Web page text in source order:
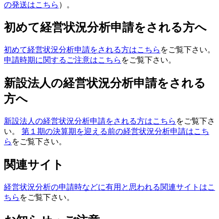
の発送はこちら ）。
初めて経営状況分析申請をされる方へ
初めて経営状況分析申請をされる方はこちら をご覧下さい。
申請時期に関するご注意はこちら をご覧下さい。
新設法人の経営状況分析申請をされる
方へ
新設法人の経営状況分析申請をされる方はこちら をご覧下さ
い。 第１期の決算期を迎える前の経営状況分析申請はこち
ら をご覧下さい。
関連サイト
経営状況分析の申請時などに有用と思われる関連サイトはこ
ちら をご覧下さい。